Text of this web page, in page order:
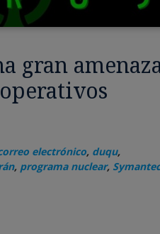
gran
electrónico, duqu,
, programa nuclear, Symantec